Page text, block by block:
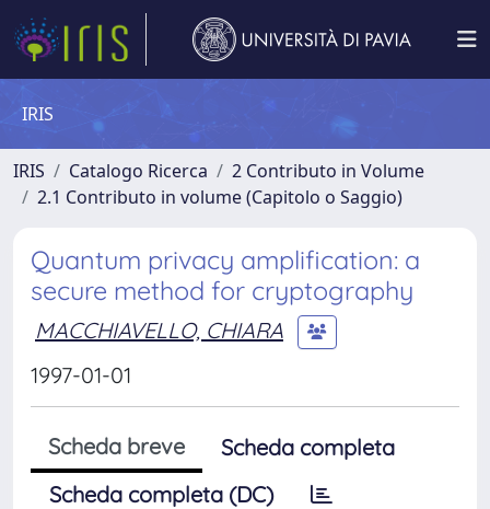
IRIS
IRIS Catalogo Ricerca
2 Contributo in Volume
2.1 Contributo in volume (Capitolo o Saggio)
Quantum privacy amplification: a
secure method for cryptography
MACCHIAVELLO, CHIARA
1997-01-01
Scheda breve
Scheda completa
Scheda completa (DC)